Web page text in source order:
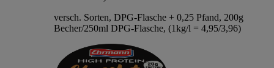
versch. Sorten, DPG-Flasche + 0,25 Pfand, 200g
Becher/250ml DPG-Flasche, (1kg/l = 4,95/3,96)